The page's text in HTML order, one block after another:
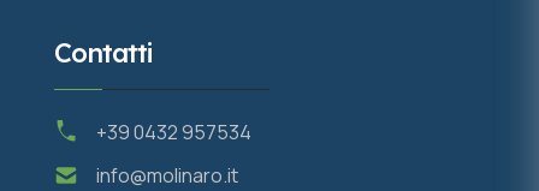
Contatti
+39 0432 957534
info@molinaro.it